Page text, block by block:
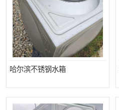
哈尔滨不锈钢水箱